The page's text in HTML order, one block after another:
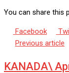
You can share this
Facebook
Previous article
KANADA\